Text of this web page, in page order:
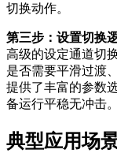
切换动作。
第三步：设置切换
高级的设定通道切
是否需要平滑过渡
提供了丰富的参数
备运行平稳无冲击。
典型应用场